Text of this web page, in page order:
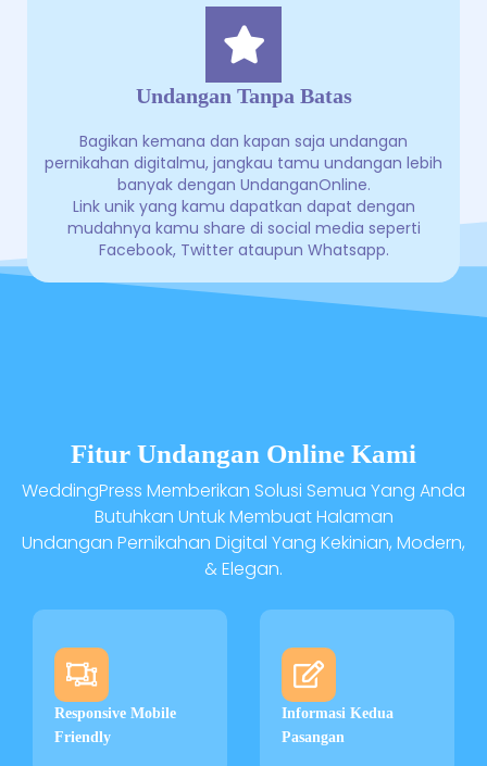
Undangan Tanpa Batas
Bagikan kemana dan kapan saja undangan
pernikahan digitalmu, jangkau tamu undangan lebih
banyak dengan UndanganOnline.
Link unik yang kamu dapatkan dapat dengan
mudahnya kamu share di social media seperti
Facebook, Twitter ataupun Whatsapp.
Fitur Undangan Online Kami
WeddingPress Memberikan Solusi Semua Yang Anda
Butuhkan Untuk Membuat Halaman
Undangan Pernikahan Digital Yang Kekinian, Modern,
& Elegan.
Responsive Mobile
Friendly
Informasi Kedua
Pasangan